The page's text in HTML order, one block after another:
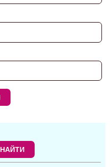
НАЙТИ